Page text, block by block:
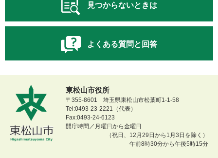
見つからないときは
よくある質問と回答
東松山市役所
〒355-8601 埼玉県東松山市松葉町1-1-58
Tel:0493-23-2221（代表）
Fax:0493-24-6123
開庁時間／月曜日から金曜日
（祝日、12月29日から1月3日を除く）
午前8時30分から午後5時15分